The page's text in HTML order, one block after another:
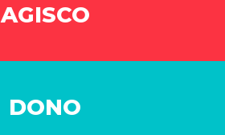
AGISCO
DONO